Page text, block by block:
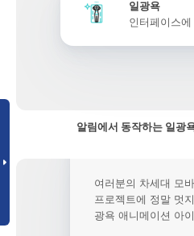
일광욕
인터페이스
알림에서 동작하는 일광
여러분의 차세대 모
프로젝트에 정말 멋
광욕 애니메이션 아